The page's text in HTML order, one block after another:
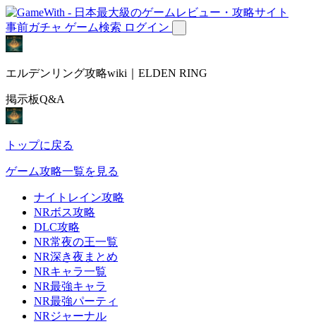
事前ガチャ ゲーム検索 ログイン
エルデンリング攻略wiki｜ELDEN RING
掲示板Q&A
トップに戻る
ゲーム攻略一覧を見る
ナイトレイン攻略
NRボス攻略
DLC攻略
NR常夜の王一覧
NR深き夜まとめ
NRキャラ一覧
NR最強キャラ
NR最強パーティ
NRジャーナル